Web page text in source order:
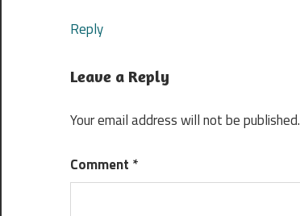
Reply
Leave a Reply
Your email address will not be published.
Comment *